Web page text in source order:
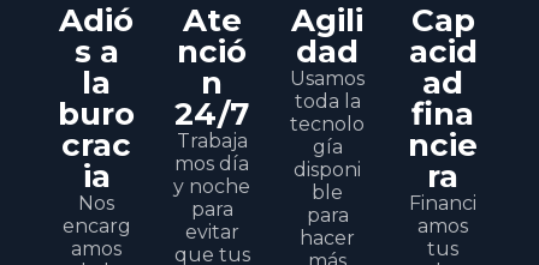
Adió
s a
la
buro
crac
ia
Nos
encarg
amos
Ate
nció
n
24/7
Trabaja
mos día
y noche
para
evitar
que tus
Agili
dad
Usamos
toda la
tecnolo
gía
disponi
ble
para
hacer
Cap
acid
ad
fina
ncie
ra
Financi
amos
tus